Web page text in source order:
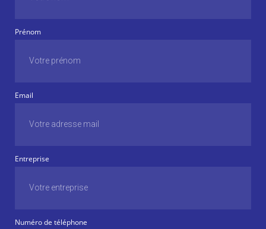
Prénom
Email
Entreprise
Numéro de téléphone